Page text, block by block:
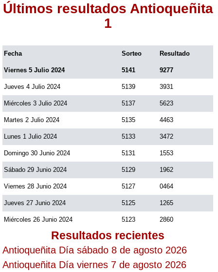
Paisita Noche
Paisita 3
Pick 3 Día
Pick 3 Noche
Pick 4 Día
Pick 4 Noche
Pijao de Oro
Saman de la suerte
Sinuano Día
Últimos resultados Antioqueñita
1
Fecha Sorteo Resultado
Viernes 5 Julio 2024 5141 9277
Jueves 4 Julio 2024 5139 3931
Miércoles 3 Julio 2024 5137 5623
Martes 2 Julio 2024 5135 4463
Lunes 1 Julio 2024 5133 3472
Domingo 30 Junio 2024 5131 1553
Sábado 29 Junio 2024 5129 1962
Viernes 28 Junio 2024 5127 0464
Jueves 27 Junio 2024 5125 1265
Miércoles 26 Junio 2024 5123 2860
Resultados recientes
Antioqueñita Día sábado 8 de agosto 2026
Antioqueñita Día viernes 7 de agosto 2026